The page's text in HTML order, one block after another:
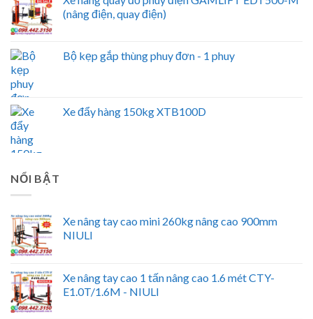
(nâng điện, quay điện)
Bộ kẹp gắp thùng phuy đơn - 1 phuy
Xe đẩy hàng 150kg XTB100D
NỔI BẬT
Xe nâng tay cao mini 260kg nâng cao 900mm
NIULI
Xe nâng tay cao 1 tấn nâng cao 1.6 mét CTY-
E1.0T/1.6M - NIULI